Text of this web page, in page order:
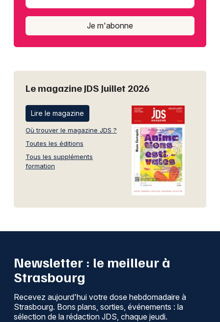
Je m'abonne
Le magazine JDS Juillet 2026
Lire le magazine
Où trouver le magazine JDS ?
Toutes les éditions
Tous les suppléments
formation
Newsletter : le meilleur à
Strasbourg
Recevez aujourd'hui votre dose hebdomadaire à
Strasbourg. Bons plans, sorties, événements : la
sélection de la rédaction JDS, chaque jeudi.